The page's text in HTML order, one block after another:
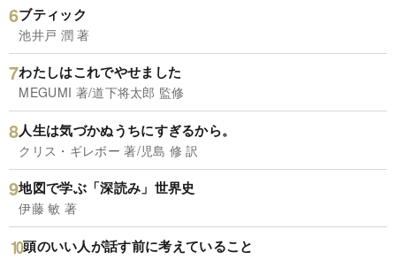
ブティック
池井戸 潤 著
わたしはこれでやせました
MEGUMI 著/道下将太郎 監修
人生は気づかぬうちにすぎるから。
クリス・ギレボー 著/児島 修 訳
地図で学ぶ「深読み」世界史
伊藤 敏 著
頭のいい人が話す前に考えていること